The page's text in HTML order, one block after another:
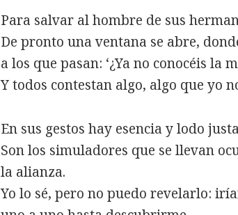
Para salvar al hombre de sus
De pronto una ventana se abre,
a los que pasan: ‘¿Ya no conocéis la
Y todos contestan algo, algo que yo
En sus gestos hay esencia y lodo
Son los simuladores que se llevan
la alianza.
Yo lo sé, pero no puedo revelarlo: